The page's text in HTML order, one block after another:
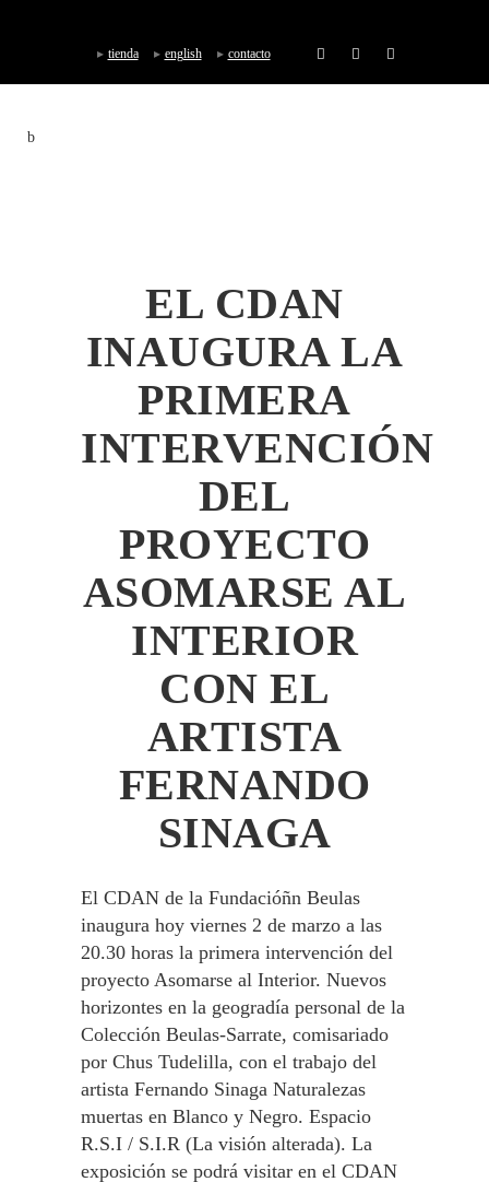
tienda english contacto
EL CDAN
INAUGURA LA
PRIMERA
INTERVENCIÓN
DEL
PROYECTO
ASOMARSE AL
INTERIOR
CON EL
ARTISTA
FERNANDO
SINAGA
El CDAN de la Fundacióñn Beulas
inaugura hoy viernes 2 de marzo a las
20.30 horas la primera intervención del
proyecto Asomarse al Interior. Nuevos
horizontes en la geogradía personal de la
Colección Beulas-Sarrate, comisariado
por Chus Tudelilla, con el trabajo del
artista Fernando Sinaga Naturalezas
muertas en Blanco y Negro. Espacio
R.S.I / S.I.R (La visión alterada). La
exposición se podrá visitar en el CDAN